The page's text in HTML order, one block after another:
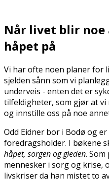
Når livet blir noe
håpet på
Vi har ofte noen planer for
sjelden sånn som vi
underveis - enten det er
tilfeldigheter, som gjør at vi
og innstille oss på noe
Odd Eidner bor i Bodø og
foredragsholder. I bøkene
håpet, sorgen og gleden.
mennesker i sorg og krise,
livskriser da han mistet to